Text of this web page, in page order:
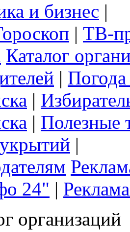
и бизнес |
| ТВ-
Каталог
|
|
| Полезные
|
24" |
организаций